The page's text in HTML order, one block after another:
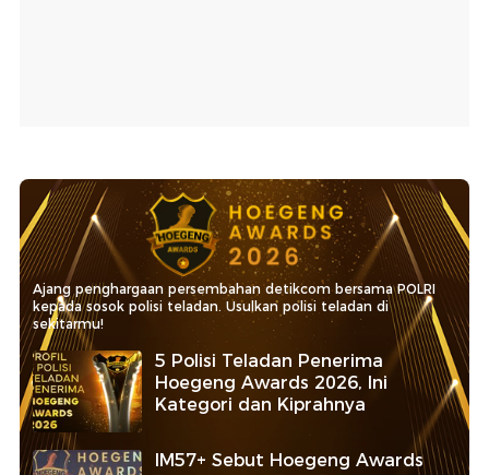
Ajang penghargaan persembahan detikcom bersama POLRI
kepada sosok polisi teladan. Usulkan polisi teladan di
sekitarmu!
5 Polisi Teladan Penerima
Hoegeng Awards 2026, Ini
Kategori dan Kiprahnya
IM57+ Sebut Hoegeng Awards